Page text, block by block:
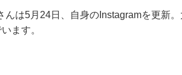
んは5月24日、自身のInstagramを更新
ます。